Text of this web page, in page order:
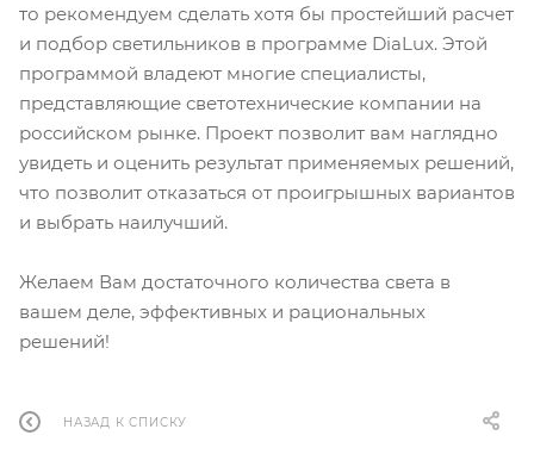
то рекомендуем сделать хотя бы простейший расчет
и подбор светильников в программе DiaLux. Этой
программой владеют многие специалисты,
представляющие светотехнические компании на
российском рынке. Проект позволит вам наглядно
увидеть и оценить результат применяемых решений,
что позволит отказаться от проигрышных вариантов
и выбрать наилучший.
Желаем Вам достаточного количества света в
вашем деле, эффективных и рациональных
решений!
НАЗАД К СПИСКУ